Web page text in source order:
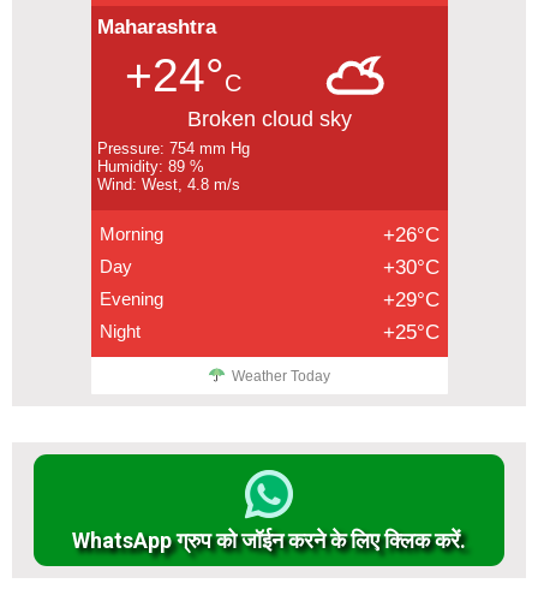
Maharashtra
+24°C
Broken cloud sky
Pressure: 754 mm Hg
Humidity: 89 %
Wind: West, 4.8 m/s
Morning +26°C
Day +30°C
Evening +29°C
Night +25°C
Weather Today
WhatsApp ग्रुप को जॉईन करने के लिए क्लिक करें.